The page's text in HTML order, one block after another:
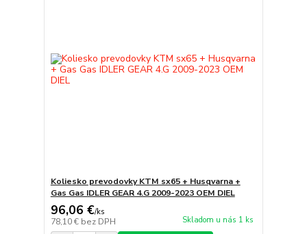
Koliesko prevodovky KTM sx65 + Husqvarna +
Gas Gas IDLER GEAR 4.G 2009-2023 OEM DIEL
96,06 €/ks
78,10 € bez DPH Skladom u nás 1 ks